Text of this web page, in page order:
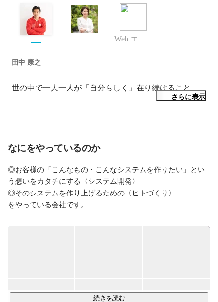
Web エンジニア
田中 康之
世の中で一人一人が「自分らしく」在り続けること
さらに表示
なにをやっているのか
◎お客様の「こんなもの・こんなシステムを作りたい」とい
う想いをカタチにする〈システム開発〉
◎そのシステムを作り上げるための〈ヒトづくり〉
をやっている会社です。
続きを読む